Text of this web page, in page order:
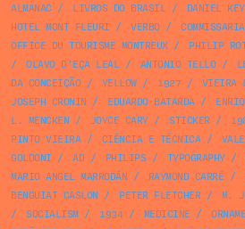
ALMANAC / LIVROS DO BRASIL/ DANIEL
HOTEL MONT FLEURI / VERBO/
OFFICE DU TOURISME MONTREUX/ PHILIP
/
OLAVO D’EÇA LEAL/ ANTONIO TELLO/
DA CONCEIÇÃO/ YELLOW/ 1927/ VIEIRA
JOSEPH CRONIN / EDUARDO BATARDA/
L. MENCKEN / JOYCE CARY/ STICKER/
PINTO VIEIRA/ CIÊNCIA E TÉCNICA/
GOLDONI / AD/ PHILIPS / TYPOGRAPHY/
MARIO ANGEL MARRODÁN / RAYMOND CARRÉ /
BENGUIAT CASLON / PETER FLETCHER/ M.
/
SOCIALISM/ 1934/ MEDICINE /